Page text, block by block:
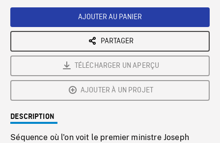
AJOUTER AU PANIER
PARTAGER
TÉLÉCHARGER UN APERÇU
AJOUTER À UN PROJET
DESCRIPTION
Séquence où l'on voit le premier ministre Joseph